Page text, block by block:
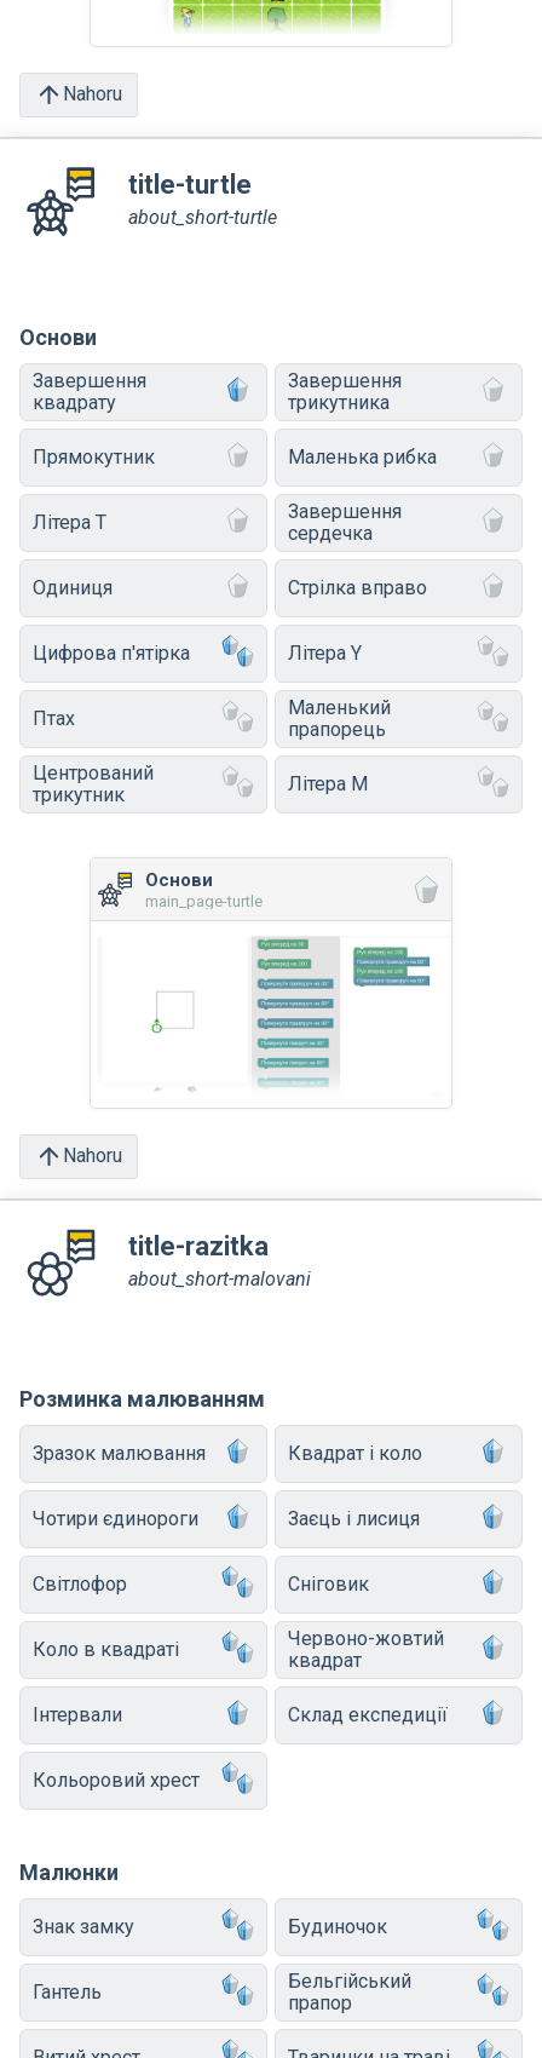
Nahoru
title-turtle
about_short-turtle
Основи
Завершення
квадрату
Завершення
трикутника
Прямокутник Маленька рибка
Літера T
Завершення
сердечка
Одиниця Стрілка вправо
Цифрова п'ятірка Літера Y
Птах
Маленький
прапорець
Центрований
трикутник
Літера M
Основи
main_page-turtle
Nahoru
title-razitka
about_short-malovani
Розминка малюванням
Зразок малювання Квадрат і коло
Чотири єдинороги Заєць і лисиця
Світлофор Сніговик
Коло в квадраті
Червоно-жовтий
квадрат
Інтервали Склад експедиції
Кольоровий хрест
Малюнки
Знак замку Будиночок
Гантель
Бельгійський
прапор